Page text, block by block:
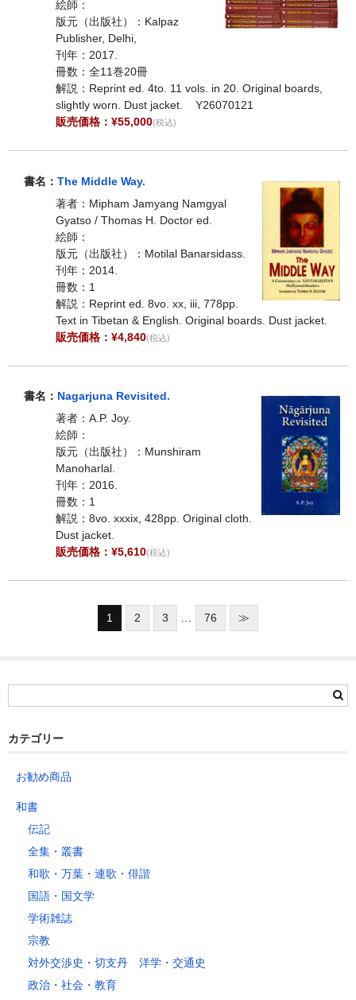
絵師：
版元（出版社）：Kalpaz
Publisher, Delhi,
刊年：2017.
冊数：全11巻20冊
解説：Reprint ed. 4to. 11 vols. in 20. Original boards,
slightly worn. Dust jacket. Y26070121
販売価格：¥55,000(税込)
書名： The Middle Way.
著者：Mipham Jamyang Namgyal
Gyatso / Thomas H. Doctor ed.
絵師：
版元（出版社）：Motilal Banarsidass.
刊年：2014.
冊数：1
解説：Reprint ed. 8vo. xx, iii, 778pp.
Text in Tibetan & English. Original boards. Dust jacket.
販売価格：¥4,840(税込)
書名： Nagarjuna Revisited.
著者：A.P. Joy.
絵師：
版元（出版社）：Munshiram
Manoharlal.
刊年：2016.
冊数：1
解説：8vo. xxxix, 428pp. Original cloth.
Dust jacket.
販売価格：¥5,610(税込)
1 2 3 76 ≫
カテゴリー
お勧め商品
和書
伝記
全集・叢書
和歌・万葉・連歌・俳諧
国語・国文学
学術雑誌
宗教
対外交渉史・切支丹 洋学・交通史
政治・社会・教育